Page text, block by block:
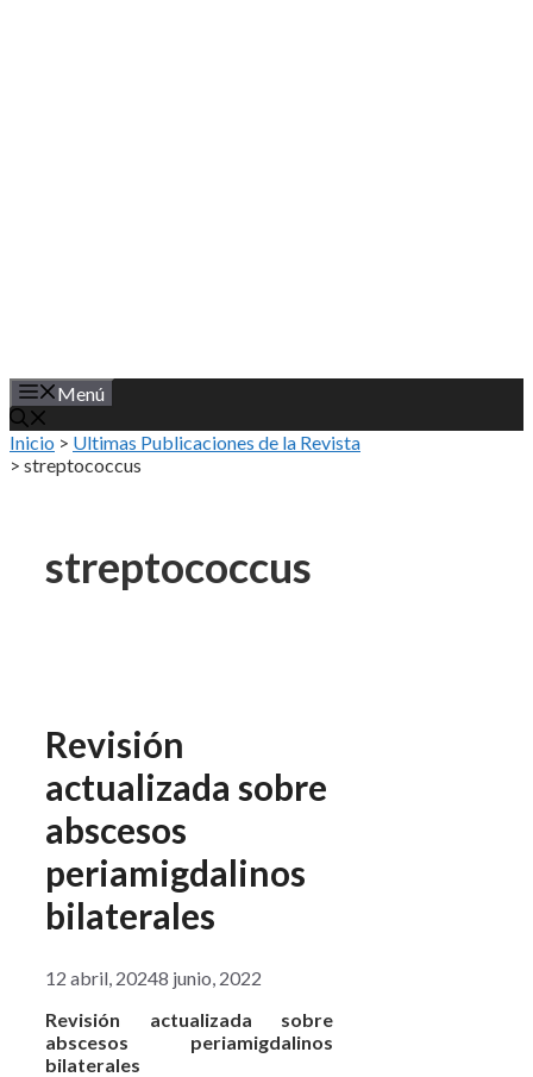
Menú
Inicio > Ultimas Publicaciones de la Revista
> streptococcus
streptococcus
Revisión
actualizada sobre
abscesos
periamigdalinos
bilaterales
12 abril, 20248 junio, 2022
Revisión actualizada sobre
abscesos periamigdalinos
bilaterales